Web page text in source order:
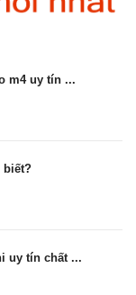
m4 uy tín ...
biết?
uy tín chất ...